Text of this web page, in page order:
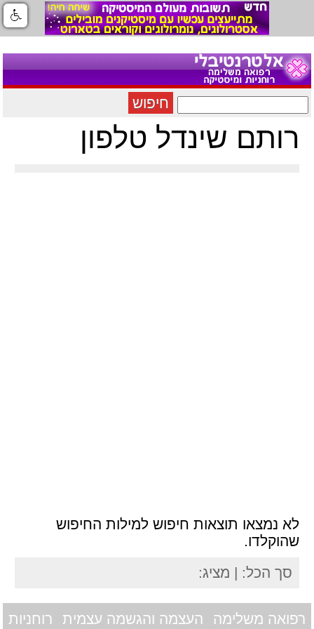
חיפוש
רותם שינדל טלפון
לא נמצאו תוצאות חיפוש למילות החיפוש
שהוקלדו.
סך הכל: | מציג:
רפואה משלימה העצמה והגשמה עצמית
רוחניות